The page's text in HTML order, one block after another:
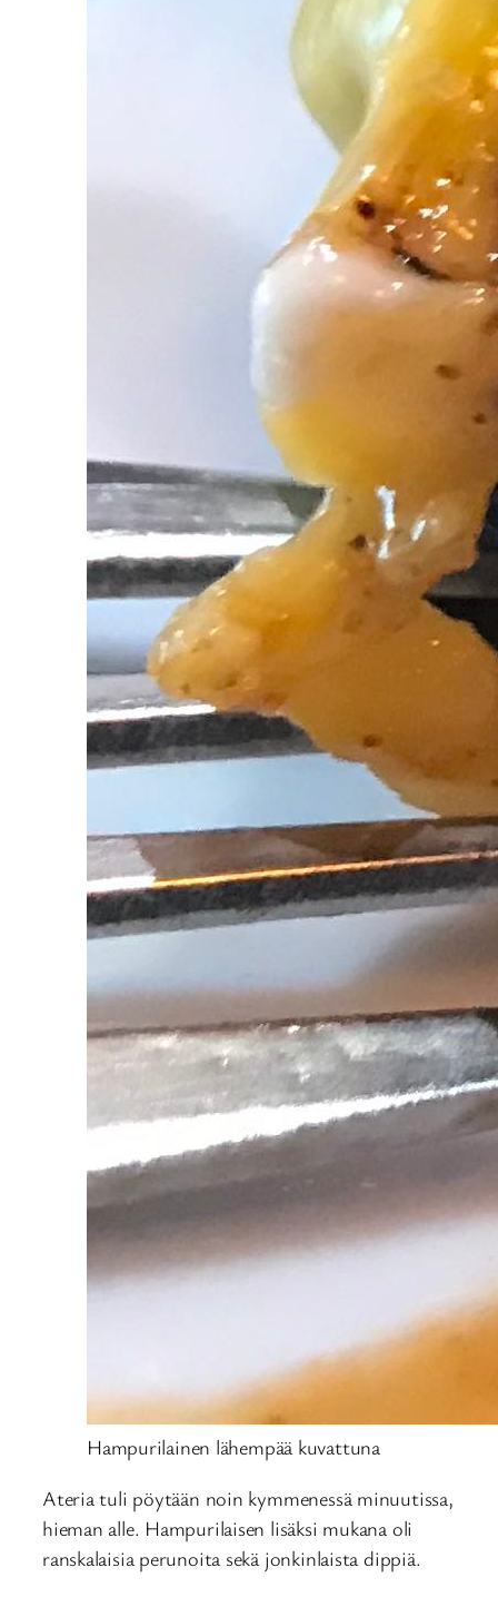
Hampurilainen lähempää kuvattuna
Ateria tuli pöytään noin kymmenessä minuutissa,
hieman alle. Hampurilaisen lisäksi mukana oli
ranskalaisia perunoita sekä jonkinlaista dippiä.